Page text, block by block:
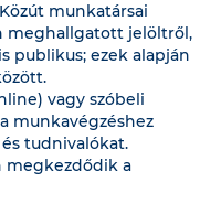
munkatársai
meghallgatott jelöltről,
publikus; ezek alapján
vagy szóbeli
munkavégzéshez
tudnivalókat.
megkezdődik a